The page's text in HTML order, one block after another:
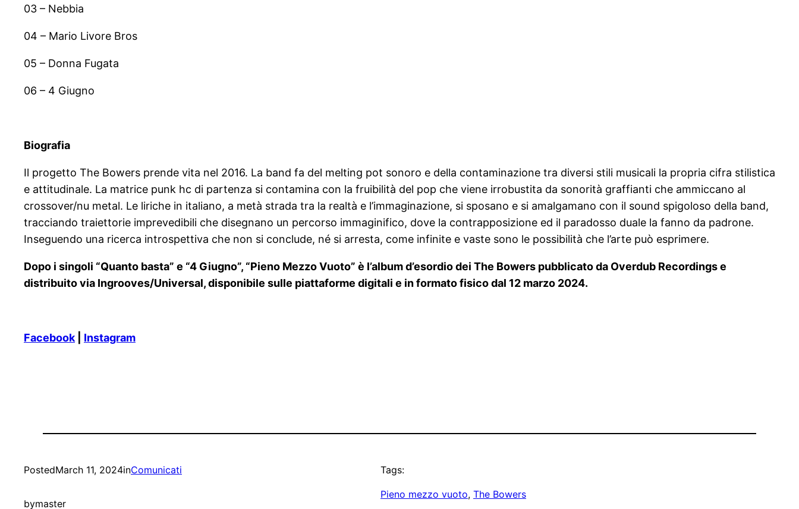
03 – Nebbia
04 – Mario Livore Bros
05 – Donna Fugata
06 – 4 Giugno
Biografia
Il progetto The Bowers prende vita nel 2016. La band fa del melting pot sonoro e della contaminazione tra diversi stili musicali la propria cifra stilistica
e attitudinale. La matrice punk hc di partenza si contamina con la fruibilità del pop che viene irrobustita da sonorità graffianti che ammiccano al
crossover/nu metal. Le liriche in italiano, a metà strada tra la realtà e l’immaginazione, si sposano e si amalgamano con il sound spigoloso della band,
tracciando traiettorie imprevedibili che disegnano un percorso immaginifico, dove la contrapposizione ed il paradosso duale la fanno da padrone.
Inseguendo una ricerca introspettiva che non si conclude, né si arresta, come infinite e vaste sono le possibilità che l’arte può esprimere.
Dopo i singoli “Quanto basta” e “4 Giugno”, “Pieno Mezzo Vuoto” è l’album d’esordio dei The Bowers pubblicato da Overdub Recordings e
distribuito via Ingrooves/Universal, disponibile sulle piattaforme digitali e in formato fisico dal 12 marzo 2024.
Facebook| Instagram
PostedMarch 11, 2024inComunicati
bymaster
Tags:
Pieno mezzo vuoto, The Bowers